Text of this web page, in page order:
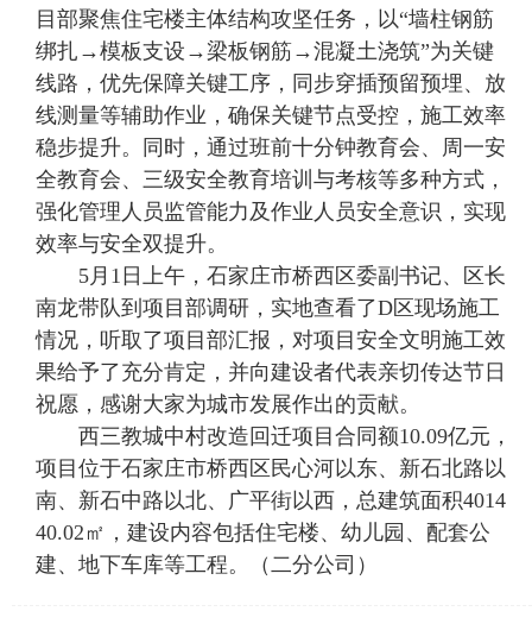
目部聚焦住宅楼主体结构攻坚任务，以“墙柱钢筋
绑扎→模板支设→梁板钢筋→混凝土浇筑”为关键
线路，优先保障关键工序，同步穿插预留预埋、放
线测量等辅助作业，确保关键节点受控，施工效率
稳步提升。同时，通过班前十分钟教育会、周一安
全教育会、三级安全教育培训与考核等多种方式，
强化管理人员监管能力及作业人员安全意识，实现
效率与安全双提升。
5月1日上午，石家庄市桥西区委副书记、区长
南龙带队到项目部调研，实地查看了D区现场施工
情况，听取了项目部汇报，对项目安全文明施工效
果给予了充分肯定，并向建设者代表亲切传达节日
祝愿，感谢大家为城市发展作出的贡献。
西三教城中村改造回迁项目合同额10.09亿元，
项目位于石家庄市桥西区民心河以东、新石北路以
南、新石中路以北、广平街以西，总建筑面积4014
40.02㎡，建设内容包括住宅楼、幼儿园、配套公
建、地下车库等工程。（二分公司）